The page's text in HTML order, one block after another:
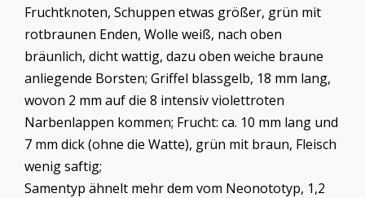
Fruchtknoten, Schuppen etwas größer, grün mit
rotbraunen Enden, Wolle weiß, nach oben
bräunlich, dicht wattig, dazu oben weiche braune
anliegende Borsten; Griffel blassgelb, 18 mm lang,
wovon 2 mm auf die 8 intensiv violettroten
Narbenlappen kommen; Frucht: ca. 10 mm lang und
7 mm dick (ohne die Watte), grün mit braun, Fleisch
wenig saftig;
Samentyp ähnelt mehr dem vom Neonototyp, 1,2